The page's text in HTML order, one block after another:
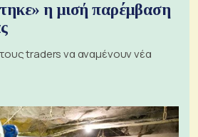
η μισή παρέμβαση
traders να αναμένουν νέα